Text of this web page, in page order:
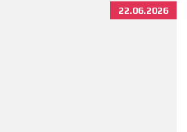
22.06.2026